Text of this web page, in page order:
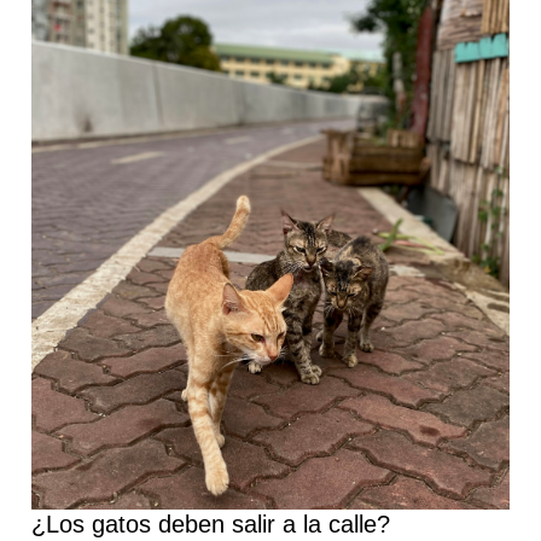
¿Los gatos deben salir a la calle?
la